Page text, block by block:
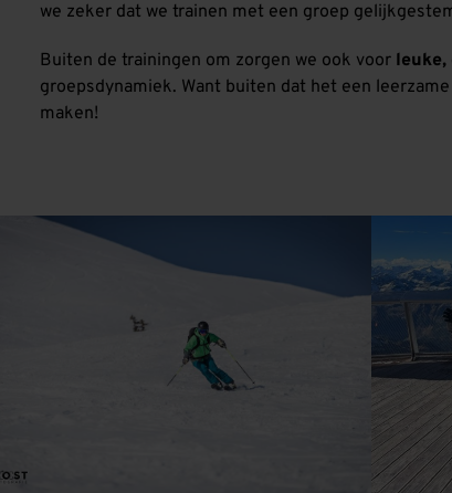
we zeker dat we trainen met een groep
Buiten de trainingen om zorgen we ook voor
groepsdynamiek. Want buiten dat het een
maken!